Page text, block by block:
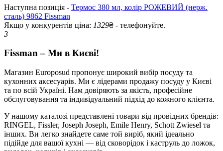
Наступна позиція - Термос 380 мл, колір РОЖЕВИЙ (нерж.
сталь) 9862 Fissman
Якщо у конкурентів ціна: 1329₴ - телефонуйте.
3
Fissman – Ми в Києві!
Магазин Europosud пропонує широкий вибір посуду та
кухонних аксесуарів. Ми є лідерами продажу посуду у Києві
та по всій Україні. Нам довіряють за якість, професійне
обслуговування та індивідуальний підхід до кожного клієнта.
У нашому каталозі представлені товари від провідних брендів:
RINGEL, Fissler, Joseph Joseph, Emile Henry, Schott Zwiesel та
інших. Ви легко знайдете саме той виріб, який ідеально
підійде для вашої кухні — від сковорідок і каструль до ложок,